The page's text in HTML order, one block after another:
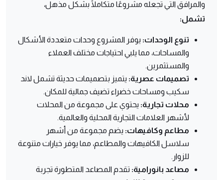
والمرافق التي تجعله مشروعًا متكاملًا بشكل مذهل،
تشمل:
تنوع الوحدات: يوفر المشروع وحدات متعددة الأشكال
والمساحات، مما يلبي احتياجات مختلف العملاء
والمستثمرين.
تصميمات عصرية: يتميز بتصميمات حديثة تشمل لاند
سكيب ومساحات خضراء تضيف جمالية للمكان.
محلات تجارية: يحتوي على مجموعة من المحلات
لأشهر العلامات التجارية المحلية والعالمية.
مطاعم وكافيهات: يضم مجموعة من أشهر
سلاسل الكافيهات والمطاعم، مما يوفر خيارات متنوعة
للزوار.
مصاعد بانورامية: تقدم المصاعد المتطورة تجربة